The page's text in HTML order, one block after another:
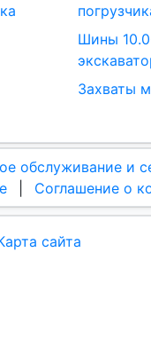
Шины
Захваты
обслуживание и
Соглашение о
сайта